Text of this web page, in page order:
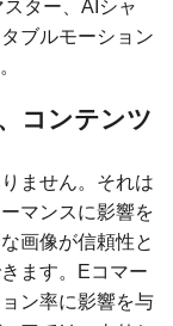
ター、AIシャ
ブルモーション
コンテンツ
ません。それは
マンスに影響を
画像が信頼性と
ます。Eコマー
ン率に影響を与